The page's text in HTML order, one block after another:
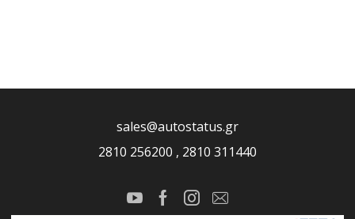
sales@autostatus.gr
2810 256200 , 2810 311440